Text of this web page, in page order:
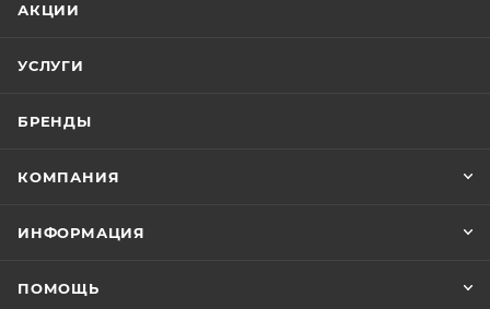
АКЦИИ
УСЛУГИ
БРЕНДЫ
КОМПАНИЯ
ИНФОРМАЦИЯ
ПОМОЩЬ